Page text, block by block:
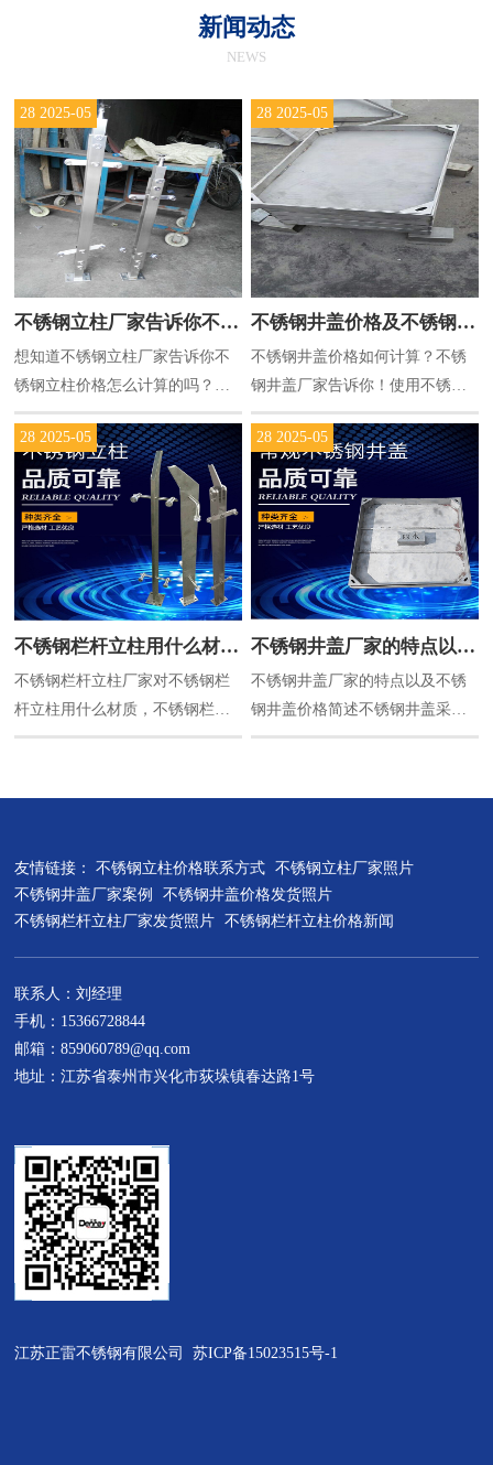
新闻动态
NEWS
28 2025-05
不锈钢立柱厂家告诉你不锈
钢立柱价格怎么计算的
想知道不锈钢立柱厂家告诉你不
锈钢立柱价格怎么计算的吗？下
面江苏正雷为您解答想要知道不
锈钢立柱价格，就先要知道不锈
钢立柱是使用什么材料加工而
成，我们常见的不锈钢立柱样式
有，单片钢板加工，圆管加工，
方管加工，扁管加工等。单片钢
板不锈钢立柱价格可以先算出单
片不锈钢立柱需要使用多少钢
板，计算出钢板的重量，再用重
量乘以原材料价格，即可。不锈
钢实心立柱钢板计算重量公式：
28 2025-05
不锈钢井盖价格及不锈钢井
盖厂家的重量表
不锈钢井盖价格如何计算？不锈
钢井盖厂家告诉你！使用不锈钢
井盖重量表轻松计算不锈钢井盖
多少钱规格高度厚度重量规格高
度厚度重量
28 2025-05
不锈钢栏杆立柱用什么材
质，不锈钢栏杆立柱验收标
不锈钢栏杆立柱厂家对不锈钢栏
杆立柱用什么材质，不锈钢栏杆
立柱验收标准，不锈钢栏杆立柱
助。咨询不锈钢栏杆立柱价格请
201,304,316这三种材质，其中201
子采用这种材质来替代304不锈钢
栏杆立柱，谋取暴利。201不锈钢
栏杆立柱...
28 2025-05
不锈钢井盖厂家的特点以及
不锈钢井盖价格简述
不锈钢井盖厂家的特点以及不锈
钢井盖价格简述不锈钢井盖采用
高强度不锈钢板材为基材，底部
套氩氟焊焊接工艺而成的井盖产
期稳定可靠，使用寿命长，经过
架，...
友情链接： 不锈钢立柱价格联系方式 不锈钢立柱厂家照片
不锈钢井盖厂家案例
不锈钢井盖价格发货照片
不锈钢栏杆立柱厂家发货照片 不锈钢栏杆立柱价格新闻
联系人：刘经理
手机：15366728844
邮箱：859060789@qq.com
地址：江苏省泰州市兴化市荻垛镇春达路1号
江苏正雷不锈钢有限公司苏ICP备15023515号-1